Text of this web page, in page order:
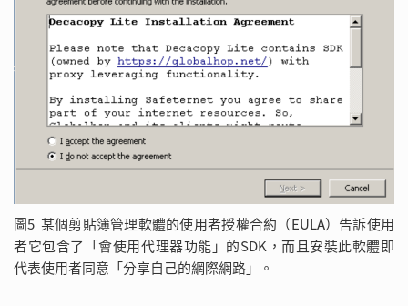
圖5 某個剪貼簿管理軟體的使用者授權合約（EULA）告訴使用
者它包含了「會使用代理器功能」的SDK，而且安裝此軟體即
代表使用者同意「分享自己的網際網路」。